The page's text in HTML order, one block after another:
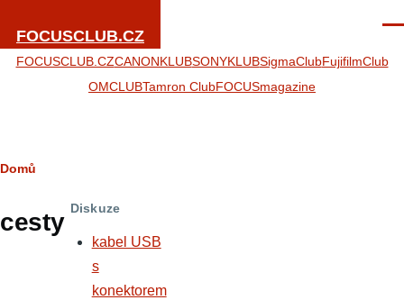
FOCUSCLUB.CZ
FOCUSCLUB.CZCANONKLUBSONYKLUBSigmaClubFujifilmClub
OMCLUBTamron ClubFOCUSmagazine
Drobečková
navigace
Domů
cesty
Diskuze
kabel USB
s
konektorem